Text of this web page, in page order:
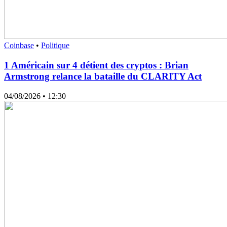
Coinbase • Politique
1 Américain sur 4 détient des cryptos : Brian
Armstrong relance la bataille du CLARITY Act
04/08/2026 • 12:30